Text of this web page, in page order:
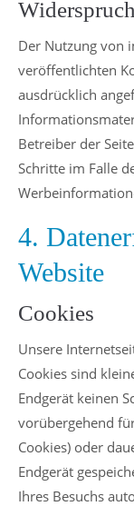
Der Nutzung von
veröffentlichten
ausdrücklich
Betreiber der
Schritte im Falle
4.
Website
Cookies
Unsere
Cookies sind
Endgerät keinen
vorübergehend
Cookies) oder
Endgerät
Ihres Besuchs